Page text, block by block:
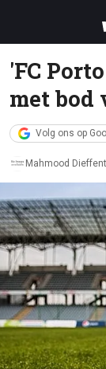
'FC
met bod
Volg ons op
Mahmood